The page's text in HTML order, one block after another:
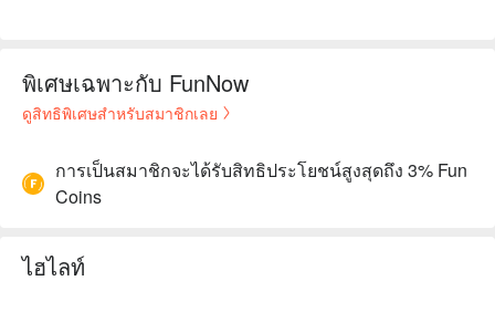
พิเศษเฉพาะกับ FunNow
ดูสิทธิพิเศษสำหรับสมาชิกเลย
การเป็นสมาชิกจะได้รับสิทธิประโยชน์สูงสุดถึง 3% Fun
Coins
ไฮไลท์